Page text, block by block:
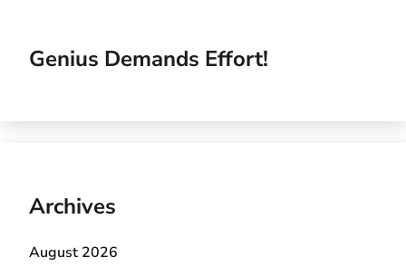
Genius Demands Effort!
Archives
August 2026